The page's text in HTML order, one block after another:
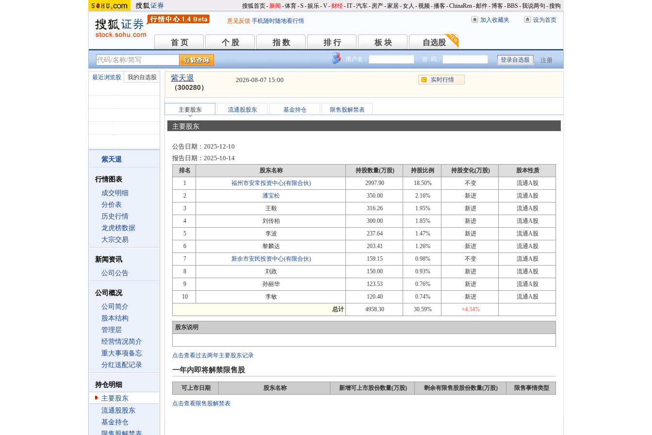
搜狐首页-新闻 -体育-S -娱乐-V- 财经-IT-汽车- 房产-家居-女人 -视频-播客-ChinaRen-邮件-博客-BBS -我说两句 -搜狗
意见反馈 手机随时随地看行情 加入收藏夹 设为首页
首 页
首 页 个 股
个 股 指 数
指 数 排 行
排 行 板 块
板 块 自选股
自选股
用户名： 密 码： 注册
最近浏览股 我的自选股
紫天退
行情图表
成交明细
分价表
历史行情
龙虎榜数据
大宗交易
新闻资讯
公司公告
公司概况
公司简介
股本结构
管理层
经营情况简介
重大事项备忘
分红送配记录
持仓明细
主要股东
流通股股东
基金持仓
紫天退
（300280）
2026-08-07 15:00 实时行情
主要股东 流通股股东 基金持仓 限售股解禁表
主要股东
公告日期： 2025-12-10
报告日期： 2025-10-14
排名 股东名称 持股数量(万股) 持股比例 持股变化(万股)
股本性质
1
福州市安常投资中心(有限合伙) 2997.90 18.50% 不变
流通A股
2
潘宝松 350.00 2.16% 新进
流通A股
3
王毅 316.26 1.95% 新进
流通A股
4
刘传柏 300.00 1.85% 新进
流通A股
5
李波 237.64 1.47% 新进
流通A股
6
黎麟达 203.41 1.26% 新进
流通A股
7
新余市安民投资中心(有限合伙) 159.15 0.98% 不变
流通A股
8
刘政 150.00 0.93% 新进
流通A股
9
孙丽华 123.53 0.76% 新进
流通A股
10
李敏 120.40 0.74% 新进
流通A股
总计
4958.30 30.59% +4.34%
股东说明
点击查看过去两年主要股东记录
一年内即将解禁限售股
可上市日期 股东名称 新增可上市股份数量(万股) 剩余有限售股股份数量(万股) 限售事情类型
点击查看限售股解禁表